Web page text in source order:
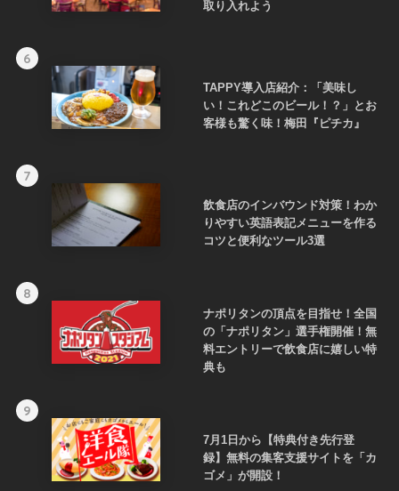
取り入れよう
6
TAPPY導入店紹介：「美味し
い！これどこのビール！？」とお
客様も驚く味！梅田『ピチカ』
7
飲食店のインバウンド対策！わか
りやすい英語表記メニューを作る
コツと便利なツール3選
8
ナポリタンの頂点を目指せ！全国
の「ナポリタン」選手権開催！無
料エントリーで飲食店に嬉しい特
典も
9
7月1日から【特典付き先行登
録】無料の集客支援サイトを「カ
ゴメ」が開設！